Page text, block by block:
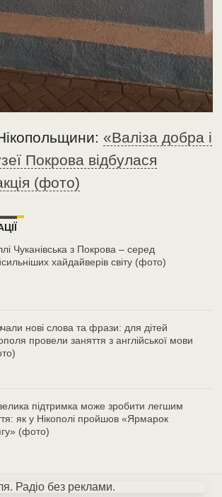
«Валіза добра і
Покрова відбулася
(фото)
Чуканівська з Покрова – серед
хайдайверів світу (фото)
нові слова та фрази: для дітей
провели заняття з англійської мови
підтримка може зробити легшим
як у Нікополі пройшов «Ярмарок
(фото)